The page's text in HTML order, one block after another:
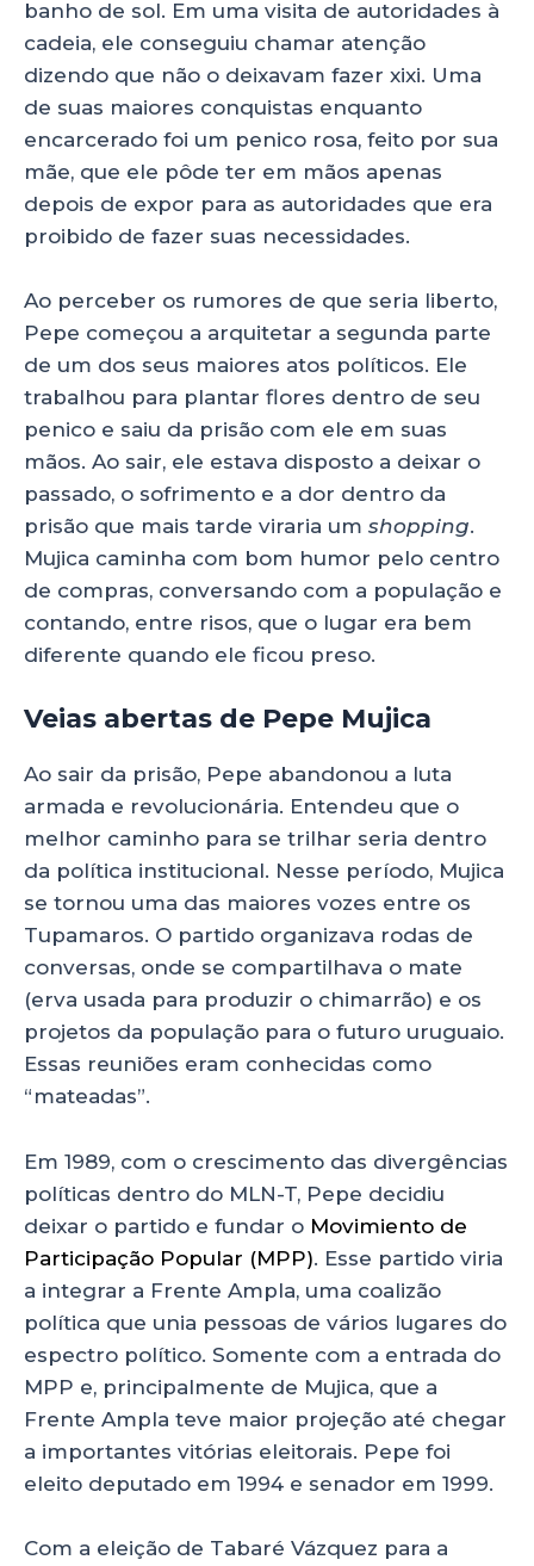
banho de sol. Em uma visita de autoridades à
cadeia, ele conseguiu chamar atenção
dizendo que não o deixavam fazer xixi. Uma
de suas maiores conquistas enquanto
encarcerado foi um penico rosa, feito por sua
mãe, que ele pôde ter em mãos apenas
depois de expor para as autoridades que era
proibido de fazer suas necessidades.
Ao perceber os rumores de que seria liberto,
Pepe começou a arquitetar a segunda parte
de um dos seus maiores atos políticos. Ele
trabalhou para plantar flores dentro de seu
penico e saiu da prisão com ele em suas
mãos. Ao sair, ele estava disposto a deixar o
passado, o sofrimento e a dor dentro da
prisão que mais tarde viraria um shopping.
Mujica caminha com bom humor pelo centro
de compras, conversando com a população e
contando, entre risos, que o lugar era bem
diferente quando ele ficou preso.
Veias abertas de Pepe Mujica
Ao sair da prisão, Pepe abandonou a luta
armada e revolucionária. Entendeu que o
melhor caminho para se trilhar seria dentro
da política institucional. Nesse período, Mujica
se tornou uma das maiores vozes entre os
Tupamaros. O partido organizava rodas de
conversas, onde se compartilhava o mate
(erva usada para produzir o chimarrão) e os
projetos da população para o futuro uruguaio.
Essas reuniões eram conhecidas como
“mateadas”.
Em 1989, com o crescimento das divergências
políticas dentro do MLN-T, Pepe decidiu
deixar o partido e fundar o Movimiento de
Participação Popular (MPP). Esse partido viria
a integrar a Frente Ampla, uma coalizão
política que unia pessoas de vários lugares do
espectro político. Somente com a entrada do
MPP e, principalmente de Mujica, que a
Frente Ampla teve maior projeção até chegar
a importantes vitórias eleitorais. Pepe foi
eleito deputado em 1994 e senador em 1999.
Com a eleição de Tabaré Vázquez para a